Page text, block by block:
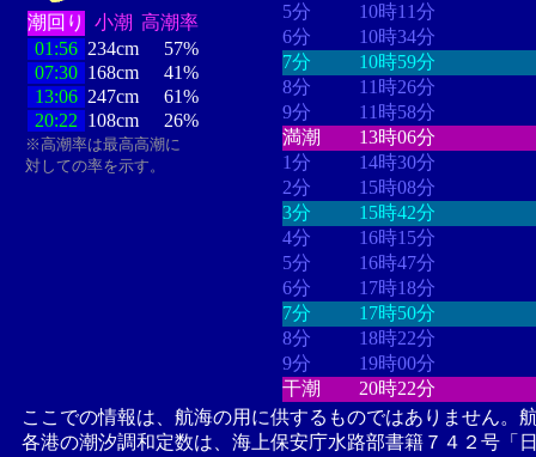
潮回り 小潮 高潮率
01:56 234cm
57%
07:30 168cm
41%
13:06 247cm
61%
20:22 108cm 26%
※高潮率は最高高潮に
対しての率を示す。
5分
10時11分
6分
10時34分
7分
10時59分
8分
11時26分
9分
11時58分
満潮
13時06分
1分
14時30分
2分
15時08分
3分
15時42分
4分
16時15分
5分
16時47分
6分
17時18分
7分
17時50分
8分
18時22分
9分
19時00分
干潮
20時22分
ここでの情報は、航海の用に供するものではありません。
各港の潮汐調和定数は、海上保安庁水路部書籍７４２号「